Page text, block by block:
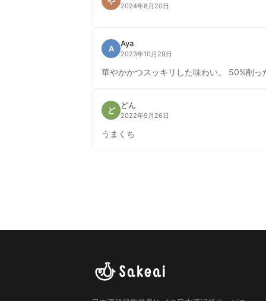
2024年8月20日
A
Aya
2023年10月29日
華やかかつスッキリした味わい。 50%削
ど
どん
2022年9月26日
うまくち